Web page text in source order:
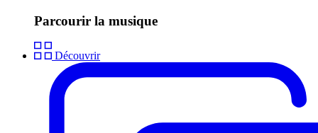
Parcourir la musique
Découvrir